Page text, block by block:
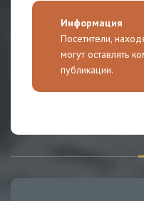
Информация
Посетители,
могут оставлять
публикации.